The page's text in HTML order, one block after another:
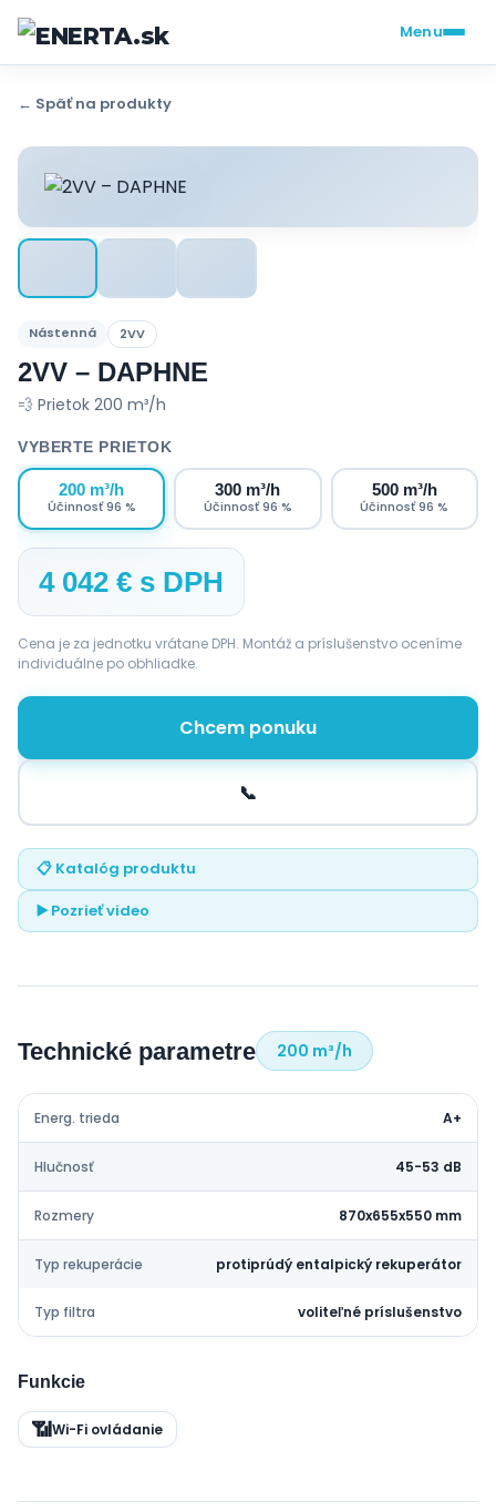
Menu
← Späť na produkty
Nástenná 2VV
2VV – DAPHNE
💨 Prietok 200 m³/h
VYBERTE PRIETOK
200 m³/h
Účinnosť 96 %
300 m³/h
Účinnosť 96 %
500 m³/h
Účinnosť 96 %
4 042 € s DPH
Cena je za jednotku vrátane DPH. Montáž a príslušenstvo oceníme
individuálne po obhliadke.
Chcem ponuku
📞
📋 Katalóg produktu
▶️ Pozrieť video
Technické parametre 200 m³/h
Energ. trieda A+
Hlučnosť 45-53 dB
Rozmery 870x655x550 mm
Typ rekuperácie protiprúdý entalpický rekuperátor
Typ filtra voliteľné príslušenstvo
Funkcie
📶Wi-Fi ovládanie